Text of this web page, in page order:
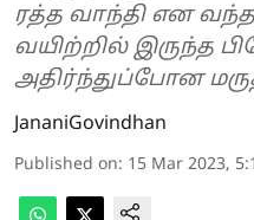
ரத்த வாந்தி என
வயிற்றில் இருந்த
அதிர்ந்துப்போன
JananiGovindhan
Published on: 15 Mar 2023,